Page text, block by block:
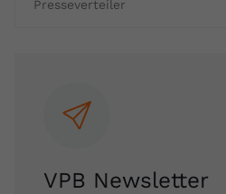
Presseverteiler
VPB Newsletter